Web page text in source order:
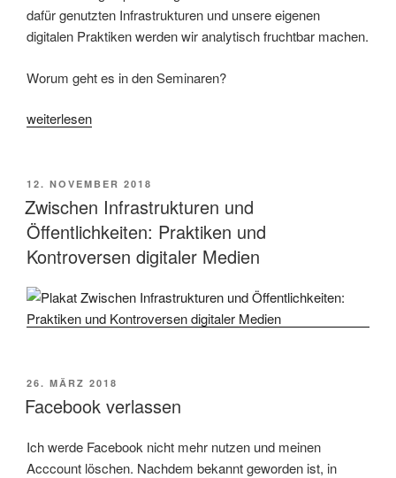
dafür genutzten Infrastrukturen und unsere eigenen
digitalen Praktiken werden wir analytisch fruchtbar machen.
Worum geht es in den Seminaren?
„Lehrveranstaltungen
2020/21“
weiterlesen
VERÖFFENTLICHT
AM
12. NOVEMBER 2018
Zwischen Infrastrukturen und
Öffentlichkeiten: Praktiken und
Kontroversen digitaler Medien
VERÖFFENTLICHT
AM
26. MÄRZ 2018
Facebook verlassen
Ich werde Facebook nicht mehr nutzen und meinen
Acccount löschen. Nachdem bekannt geworden ist, in